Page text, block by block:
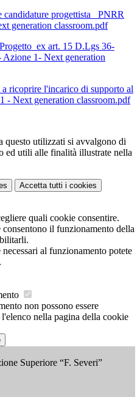
progettista_ PNRR
generation classroom.pdf
art. 15 D.Lgs 36-
1- Next generation
ricoprire l'incarico di supporto al
- Next generation classroom.pdf
questo utilizzati si avvalgono di
ed utili alle finalità illustrate nella
Accetta tutti i cookies
quali cookie consentire.
il funzionamento della
al funzionamento potete
.
non possono essere
nella pagina della cookie
Superiore “F. Severi”